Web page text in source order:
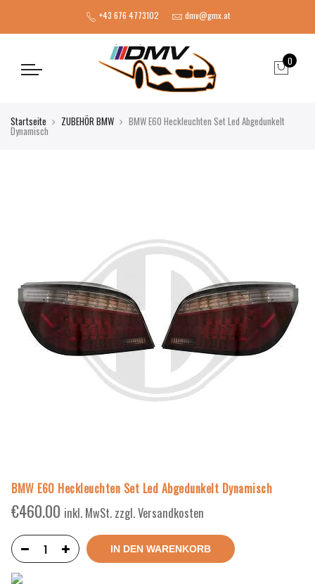
+43 676 4773102 dmv@gmx.at
0
Startseite ZUBEHÖR BMW BMW E60 Heckleuchten Set Led Abgedunkelt
Dynamisch
BMW E60 Heckleuchten Set Led Abgedunkelt Dynamisch
€460.00 inkl. MwSt. zzgl. Versandkosten
IN DEN WARENKORB